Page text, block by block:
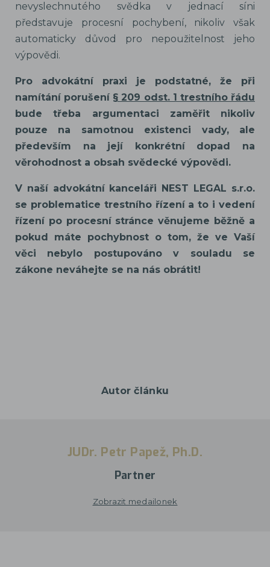
nevyslechnutého svědka v jednací síni
představuje procesní pochybení, nikoliv však
automaticky důvod pro nepoužitelnost jeho
výpovědi.
Pro advokátní praxi je podstatné, že při
namítání porušení § 209 odst. 1 trestního řádu
bude třeba argumentaci zaměřit nikoliv
pouze na samotnou existenci vady, ale
především na její konkrétní dopad na
věrohodnost a obsah svědecké výpovědi.
V naší advokátní kanceláři NEST LEGAL s.r.o.
se problematice trestního řízení a to i vedení
řízení po procesní stránce věnujeme běžně a
pokud máte pochybnost o tom, že ve Vaší
věci nebylo postupováno v souladu se
zákone neváhejte se na nás obrátit!
Autor článku
JUDr. Petr Papež, Ph.D.
Partner
Zobrazit medailonek